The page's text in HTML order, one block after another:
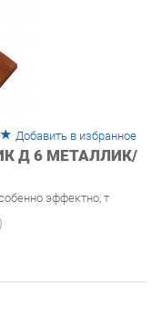
эффектно, т